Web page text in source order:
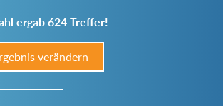
ergab 624 Treffer!
verändern